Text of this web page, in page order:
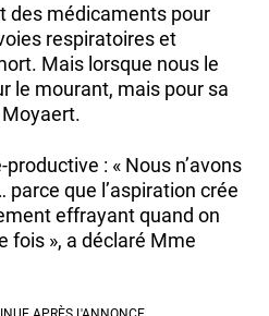
des médicaments pour
respiratoires et
Mais lorsque nous le
le mourant, mais pour sa
: « Nous n’avons
parce que l’aspiration crée
effrayant quand on
fois », a déclaré Mme